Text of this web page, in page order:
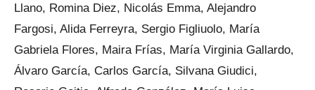
Llano, Romina Diez, Nicolás Emma, Alejandro
Fargosi, Alida Ferreyra, Sergio Figliuolo, María
Gabriela Flores, Maira Frías, María Virginia Gallardo,
Álvaro García, Carlos García, Silvana Giudici,